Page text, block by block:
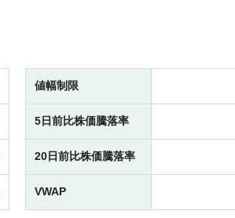
値幅制限
5日前比株価騰落率
20日前比株価騰落率
VWAP